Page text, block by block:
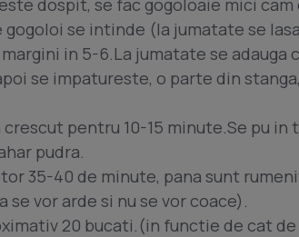
gogoloi se intinde (la jumatate se
in 5-6.La jumatate se adauga
se impatureste, o parte din
crescut pentru 10-15 minute.Se pu in
pudra.
35-40 de minute, pana sunt
vor arde si nu se vor coace).
20 bucati.(in functie de cat